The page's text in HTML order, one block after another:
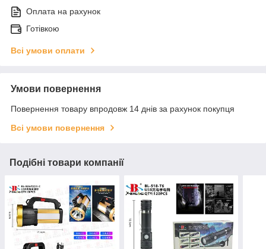
Оплата на рахунок
Готівкою
Всі умови оплати
Умови повернення
Повернення товару впродовж 14 днів за рахунок покупця
Всі умови повернення
Подібні товари компанії